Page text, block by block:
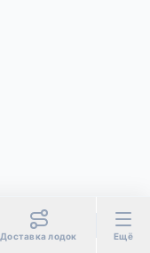
Доставка лодок Ещё